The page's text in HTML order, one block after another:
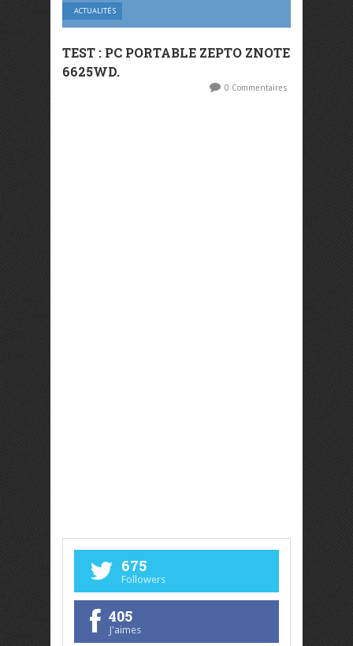
ACTUALITÉS
TEST : PC PORTABLE ZEPTO ZNOTE
6625WD.
0 Commentaires
675
Followers
405
J'aimes